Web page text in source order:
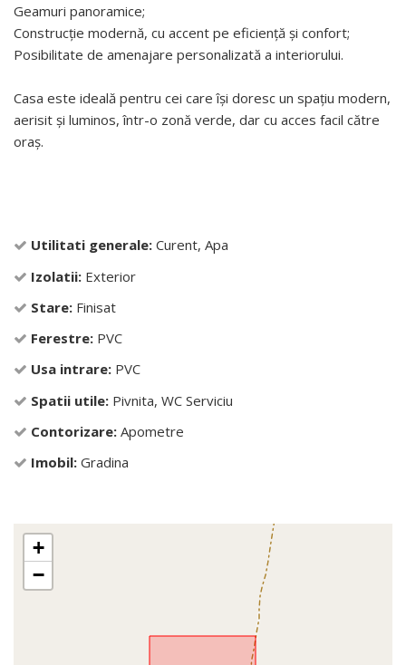
Geamuri panoramice;
Construcție modernă, cu accent pe eficiență și confort;
Posibilitate de amenajare personalizată a interiorului.
Casa este ideală pentru cei care își doresc un spațiu modern,
aerisit și luminos, într-o zonă verde, dar cu acces facil către
oraș.
Utilitati generale: Curent, Apa
Izolatii: Exterior
Stare: Finisat
Ferestre: PVC
Usa intrare: PVC
Spatii utile: Pivnita, WC Serviciu
Contorizare: Apometre
Imobil: Gradina
+
−